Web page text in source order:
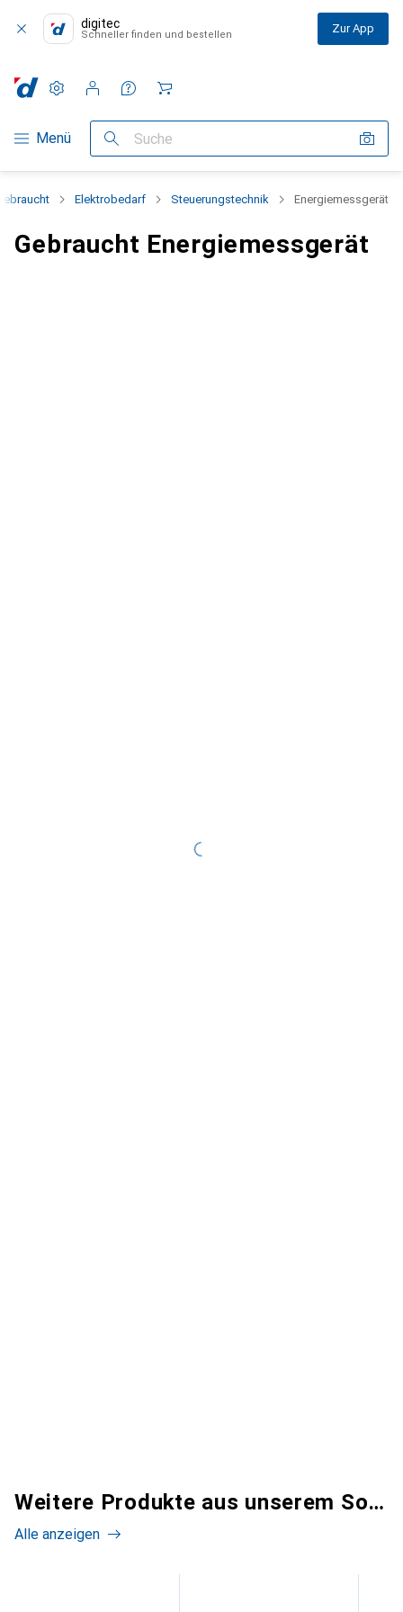
digitec
Schneller finden und bestellen Zur App
Navigation nach Kategorien
Menü Suche
Einstellungen
Kundenkonto
Vergleichslisten
Merklisten
Warenkorb
Elektrobedarf Steuerungstechnik Energiemessgerät
Gebraucht Energiemessgerät
Weitere Produkte aus unserem Sortiment
Alle anzeigen